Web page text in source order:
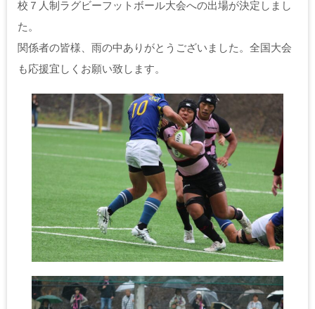
校７人制ラグビーフットボール大会への出場が決定しまし
た。
関係者の皆様、雨の中ありがとうございました。全国大会
も応援宜しくお願い致します。